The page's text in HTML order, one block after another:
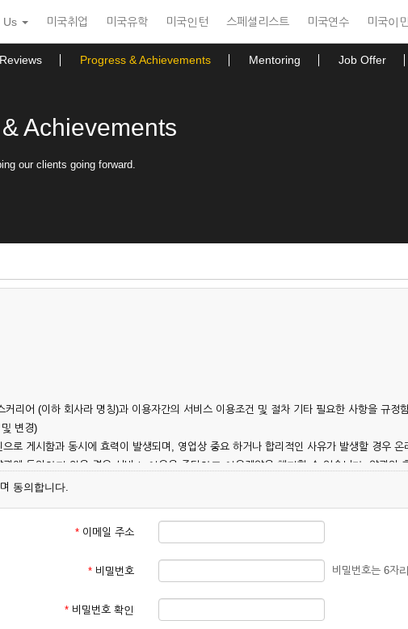
Us 미국취업 미국유학 미국인턴 스페셜리스트 미국연수 미국이민
Reviews Progress & Achievements Mentoring Job Offer
Achievements
our clients going forward.
커리어 (이하 회사라 명칭)과 이용자간의 서비스 이용조건 및 절차 기타 필요한 사항을 규정
변경)
로 게시함과 동시에 효력이 발생되며, 영업상 중요 하거나 합리적인 사유가 발생할 경우
에 동의하지 않을 경우 서비스 이용을 중단하고 이용계약을 해지할 수 있습니다. 약관의
주됩니다.
칙)
않은 사항은 회사의 공지, 이용안내 및 기타 관계법령의 규정에 따릅니다.
서비스 이용 희망자가 본 약관에 동의한 후 신청자의 실질 정보를 입력하여 회사에 신청
동의합니다.
* 이메일 주소
* 비밀번호 비밀번호는 6자
* 비밀번호 확인